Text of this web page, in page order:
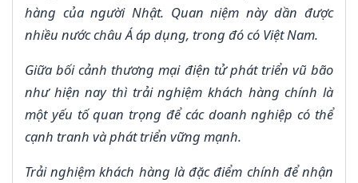
hàng của người Nhật. Quan niệm này dần được
nhiều nước châu Á áp dụng, trong đó có Việt Nam.
Giữa bối cảnh thương mại điện tử phát triển vũ bão
như hiện nay thì trải nghiệm khách hàng chính là
một yếu tố quan trọng để các doanh nghiệp có thể
cạnh tranh và phát triển vững mạnh.
Trải nghiệm khách hàng là đặc điểm chính để nhận